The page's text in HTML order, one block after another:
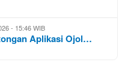
- 15:46 WIB
Aplikasi Ojol…